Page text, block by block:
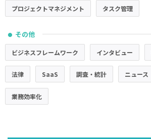
プロジェクトマネジメント タスク管理
● その他
ビジネスフレームワーク インタビュー
法律 SaaS 調査・統計 ニュース
業務効率化